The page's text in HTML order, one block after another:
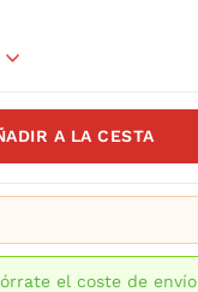
A LA CESTA
el coste de envío